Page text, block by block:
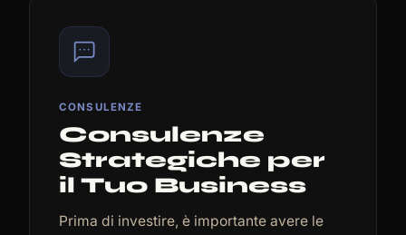
CONSULENZE
Consulenze
Strategiche per
il Tuo Business
Prima di investire, è importante avere le